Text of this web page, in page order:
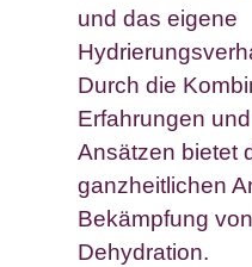
und das eigene
Durch die
Erfahrungen
Ansätzen bietet
ganzheitlichen
Bekämpfung
Dehydration.